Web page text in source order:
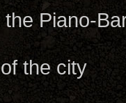
Piano-
the city